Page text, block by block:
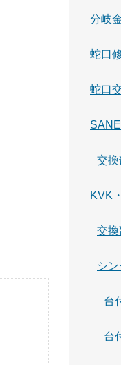
分岐
蛇口
蛇口
交換
KVK
交換
シ
台
台